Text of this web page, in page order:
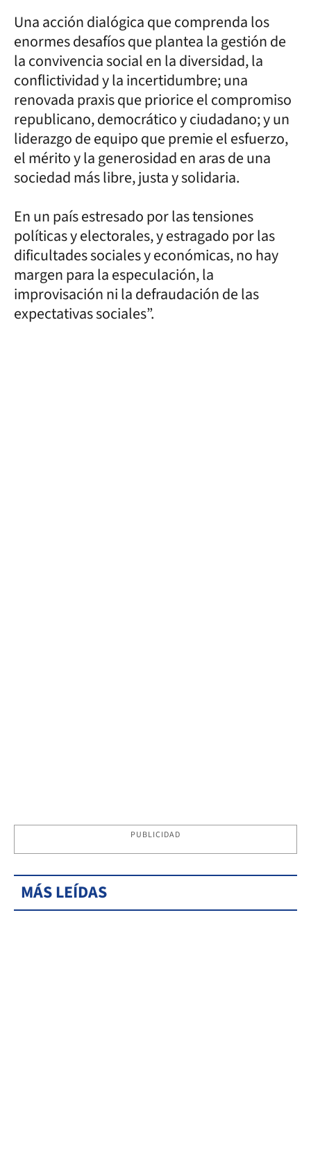
Una acción dialógica que comprenda los
enormes desafíos que plantea la gestión de
la convivencia social en la diversidad, la
conflictividad y la incertidumbre; una
renovada praxis que priorice el compromiso
republicano, democrático y ciudadano; y un
liderazgo de equipo que premie el esfuerzo,
el mérito y la generosidad en aras de una
sociedad más libre, justa y solidaria.
En un país estresado por las tensiones
políticas y electorales, y estragado por las
dificultades sociales y económicas, no hay
margen para la especulación, la
improvisación ni la defraudación de las
expectativas sociales”.
PUBLICIDAD
MÁS LEÍDAS